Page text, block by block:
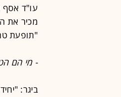
עו"ד אסף
מכיר את
"תופעת
- מי הם
ביגר: